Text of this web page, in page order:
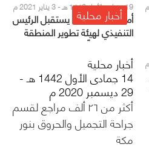
أخبار محلية19 جمادى الأول 1442 هـ - 3 يناير 2021 م
أمير مكة المكرمة يستقبل الرئيس
التنفيذي لهيئة تطوير المنطقة
المعين حديثاً
أخبار محلية
14 جمادى الأول 1442 هـ -
29 ديسمبر 2020 م
أكثر من ٢٦ ألف مراجع لقسم
جراحة التجميل والحروق بنور
مكة